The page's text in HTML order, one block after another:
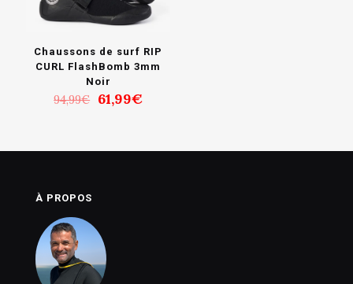
Chaussons de surf RIP
CURL FlashBomb 3mm
Noir
94,99€
Le
61,99€Le
À PROPOS